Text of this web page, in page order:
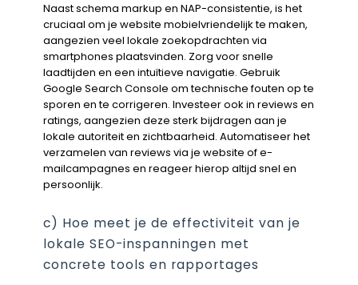
Naast schema markup en NAP-consistentie, is het
cruciaal om je website mobielvriendelijk te maken,
aangezien veel lokale zoekopdrachten via
smartphones plaatsvinden. Zorg voor snelle
laadtijden en een intuïtieve navigatie. Gebruik
Google Search Console om technische fouten op te
sporen en te corrigeren. Investeer ook in reviews en
ratings, aangezien deze sterk bijdragen aan je
lokale autoriteit en zichtbaarheid. Automatiseer het
verzamelen van reviews via je website of e-
mailcampagnes en reageer hierop altijd snel en
persoonlijk.
c) Hoe meet je de effectiviteit van je
lokale SEO-inspanningen met
concrete tools en rapportages